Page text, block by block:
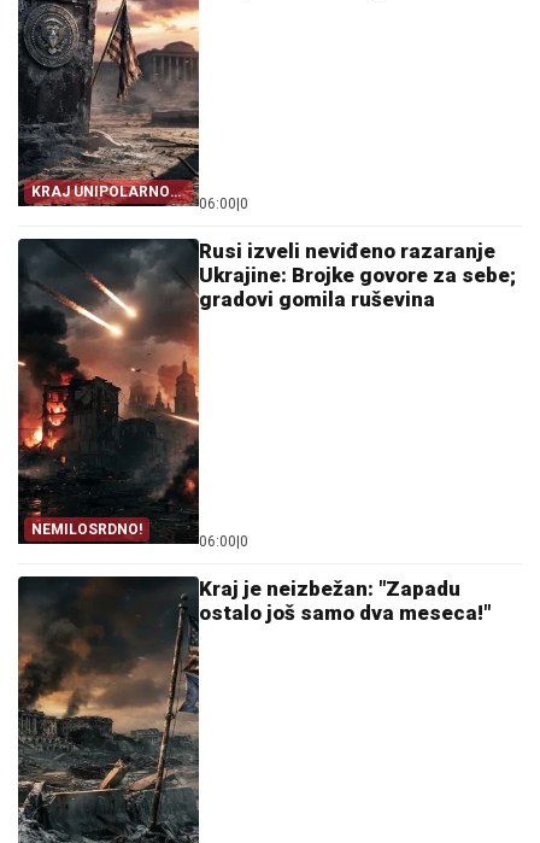
KRAJ UNIPOLARNOG
SVETA!
06:00 0
NEMILOSRDNO!
Rusi izveli neviđeno razaranje
Ukrajine: Brojke govore za sebe;
gradovi gomila ruševina
06:00 0
Kraj je neizbežan: "Zapadu
ostalo još samo dva meseca!"